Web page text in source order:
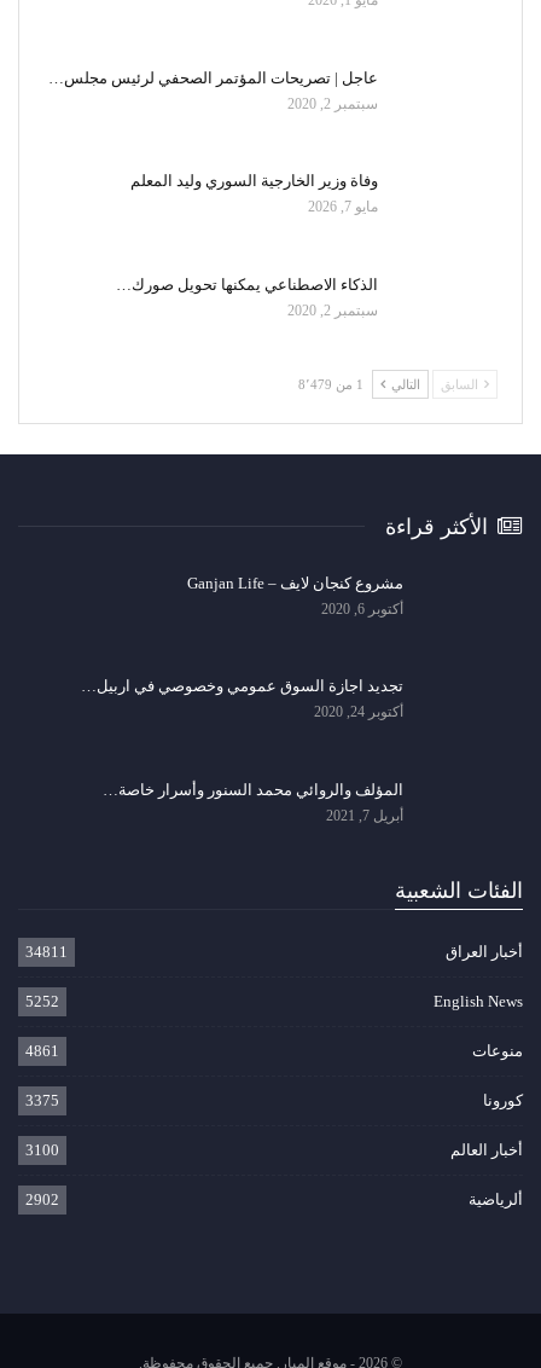
عاجل | تصريحات المؤتمر الصحفي لرئيس مجلس…
سبتمبر 2, 2020
وفاة وزير الخارجية السوري وليد المعلم
مايو 7, 2026
الذكاء الاصطناعي يمكنها تحويل صورك…
سبتمبر 2, 2020
السابق التالي 1 من 8٬479
الأكثر قراءة
مشروع كنجان لايف – Ganjan Life
أكتوبر 6, 2020
تجديد اجازة السوق عمومي وخصوصي في اربيل…
أكتوبر 24, 2020
المؤلف والروائي محمد السنور وأسرار خاصة…
أبريل 7, 2021
الفئات الشعبية
أخبار العراق 34811
English News
5252
منوعات 4861
كورونا 3375
أخبار العالم 3100
ألرياضية 2902
© 2026 - موقع الميار. جميع الحقوق محفوظة.